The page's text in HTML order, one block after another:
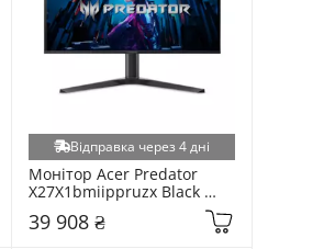
Відправка через 4 дні
Монітор Acer Predator
X27X1bmiippruzx Black
39 908 ₴